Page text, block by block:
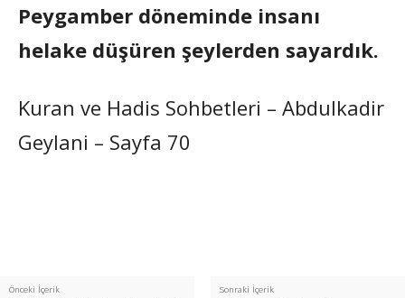
Peygamber döneminde insanı
helake düşüren şeylerden sayardık.
Kuran ve Hadis Sohbetleri – Abdulkadir
Geylani – Sayfa 70
Önceki İçerik Sonraki İçerik